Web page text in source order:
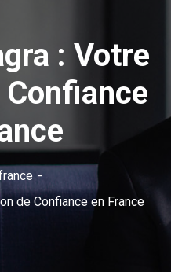
: Votre
de Confiance en France